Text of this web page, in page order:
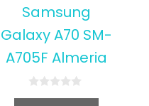
Samsung
Galaxy A70 SM-
A705F Almeria
0